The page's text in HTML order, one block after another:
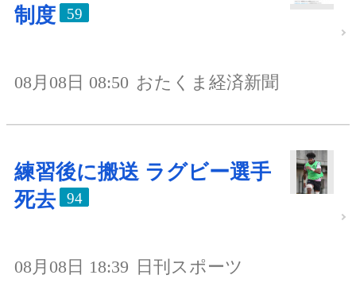
制度
59
08月08日 08:50 おたくま経済新聞
練習後に搬送 ラグビー選手
死去
94
08月08日 18:39 日刊スポーツ